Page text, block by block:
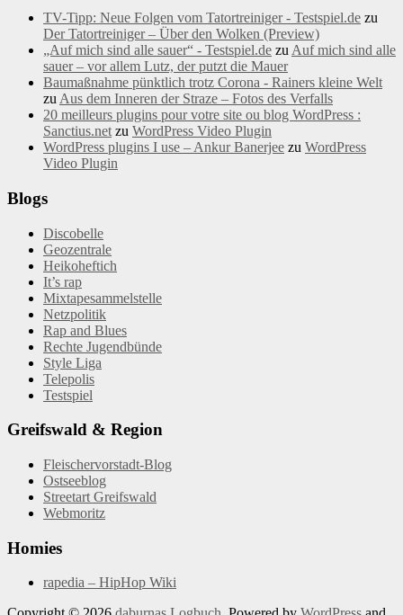
TV-Tipp: Neue Folgen vom Tatortreiniger - Testspiel.de zu
Der Tatortreiniger – Über den Wolken (Preview)
„Auf mich sind alle sauer“ - Testspiel.de zu Auf mich sind alle
sauer – vor allem Lutz, der putzt die Mauer
Baumaßnahme pünktlich trotz Corona - Rainers kleine Welt
zu Aus dem Inneren der Straze – Fotos des Verfalls
20 meilleurs plugins pour votre site ou blog WordPress :
Sanctius.net zu WordPress Video Plugin
WordPress plugins I use – Ankur Banerjee zu WordPress
Video Plugin
Blogs
Discobelle
Geozentrale
Heikoheftich
It’s rap
Mixtapesammelstelle
Netzpolitik
Rap and Blues
Rechte Jugendbünde
Style Liga
Telepolis
Testspiel
Greifswald & Region
Fleischervorstadt-Blog
Ostseeblog
Streetart Greifswald
Webmoritz
Homies
rapedia – HipHop Wiki